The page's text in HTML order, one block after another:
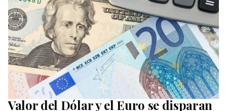
Valor del Dólar y el Euro se disparan